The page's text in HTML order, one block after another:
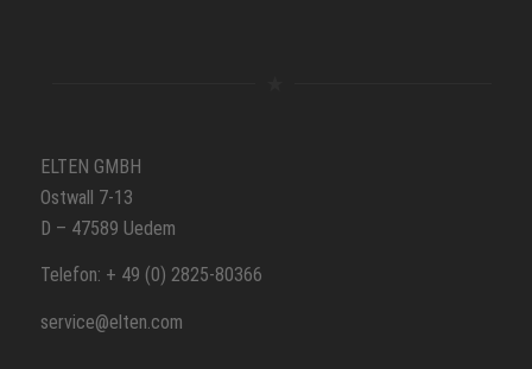
ELTEN GMBH
Ostwall 7-13
D – 47589 Uedem
Telefon: + 49 (0) 2825-80366
service@elten.com